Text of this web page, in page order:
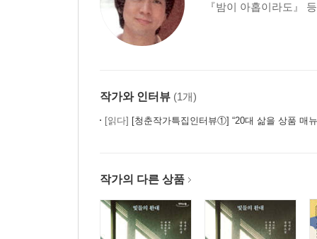
『밤이 아홉이라도』
작가와 인터뷰 (1개)
[읽다] [청춘작가특집인터뷰①] “20대 삶을 상품 매뉴얼처럼 그려냈더니…”
작가의 다른 상품